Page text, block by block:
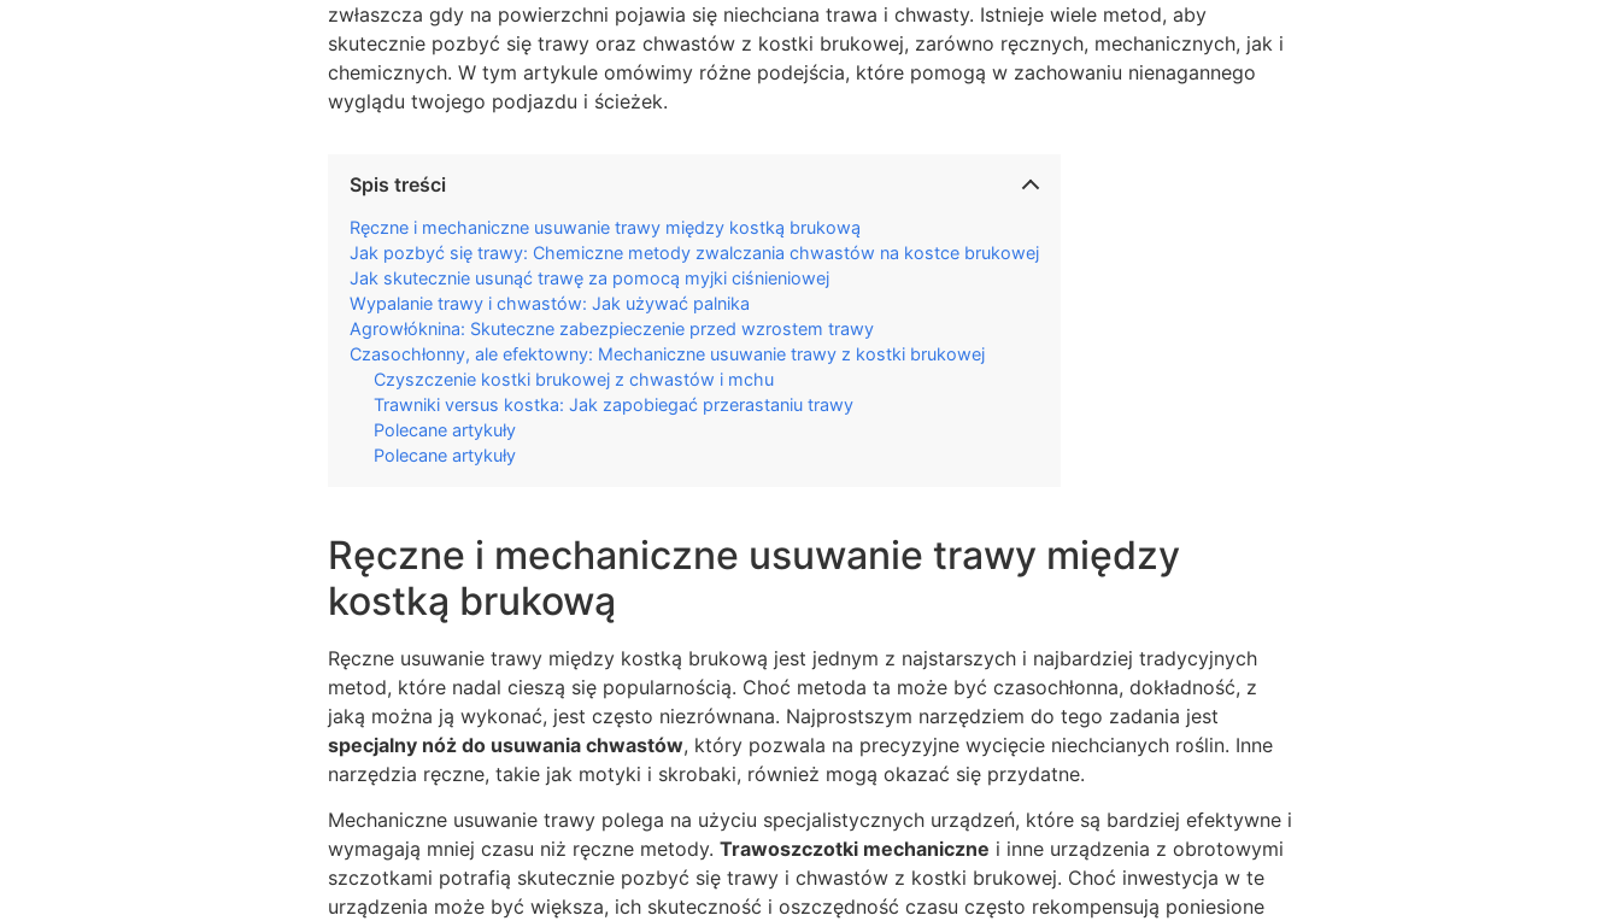
zwłaszcza gdy na powierzchni pojawia się niechciana trawa i chwasty. Istnieje wiele metod, aby
skutecznie pozbyć się trawy oraz chwastów z kostki brukowej, zarówno ręcznych, mechanicznych, jak i
chemicznych. W tym artykule omówimy różne podejścia, które pomogą w zachowaniu nienagannego
wyglądu twojego podjazdu i ścieżek.
Spis treści
Ręczne i mechaniczne usuwanie trawy między kostką brukową
Jak pozbyć się trawy: Chemiczne metody zwalczania chwastów na kostce brukowej
Jak skutecznie usunąć trawę za pomocą myjki ciśnieniowej
Wypalanie trawy i chwastów: Jak używać palnika
Agrowłóknina: Skuteczne zabezpieczenie przed wzrostem trawy
Czasochłonny, ale efektowny: Mechaniczne usuwanie trawy z kostki brukowej
Czyszczenie kostki brukowej z chwastów i mchu
Trawniki versus kostka: Jak zapobiegać przerastaniu trawy
Polecane artykuły
Polecane artykuły
Ręczne i mechaniczne usuwanie trawy między
kostką brukową
Ręczne usuwanie trawy między kostką brukową jest jednym z najstarszych i najbardziej tradycyjnych
metod, które nadal cieszą się popularnością. Choć metoda ta może być czasochłonna, dokładność, z
jaką można ją wykonać, jest często niezrównana. Najprostszym narzędziem do tego zadania jest
specjalny nóż do usuwania chwastów, który pozwala na precyzyjne wycięcie niechcianych roślin. Inne
narzędzia ręczne, takie jak motyki i skrobaki, również mogą okazać się przydatne.
Mechaniczne usuwanie trawy polega na użyciu specjalistycznych urządzeń, które są bardziej efektywne i
wymagają mniej czasu niż ręczne metody. Trawoszczotki mechaniczne i inne urządzenia z obrotowymi
szczotkami potrafią skutecznie pozbyć się trawy i chwastów z kostki brukowej. Choć inwestycja w te
urządzenia może być większa, ich skuteczność i oszczędność czasu często rekompensują poniesione